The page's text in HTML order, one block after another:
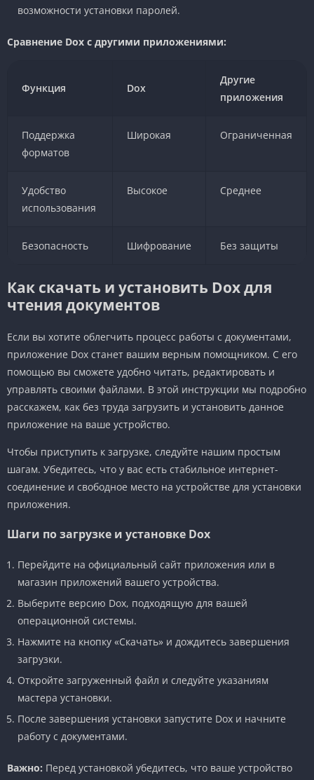
возможности установки паролей.
Сравнение Dox с другими приложениями:
Функция Dox
Другие
приложения
Поддержка
форматов
Широкая Ограниченная
Удобство
использования
Высокое Среднее
Безопасность Шифрование Без защиты
Как скачать и установить Dox для
чтения документов
Если вы хотите облегчить процесс работы с документами,
приложение Dox станет вашим верным помощником. С его
помощью вы сможете удобно читать, редактировать и
управлять своими файлами. В этой инструкции мы подробно
расскажем, как без труда загрузить и установить данное
приложение на ваше устройство.
Чтобы приступить к загрузке, следуйте нашим простым
шагам. Убедитесь, что у вас есть стабильное интернет-
соединение и свободное место на устройстве для установки
приложения.
Шаги по загрузке и установке Dox
Перейдите на официальный сайт приложения или в
магазин приложений вашего устройства.
Выберите версию Dox, подходящую для вашей
операционной системы.
Нажмите на кнопку «Скачать» и дождитесь завершения
загрузки.
Откройте загруженный файл и следуйте указаниям
мастера установки.
После завершения установки запустите Dox и начните
работу с документами.
Важно: Перед установкой убедитесь, что ваше устройство